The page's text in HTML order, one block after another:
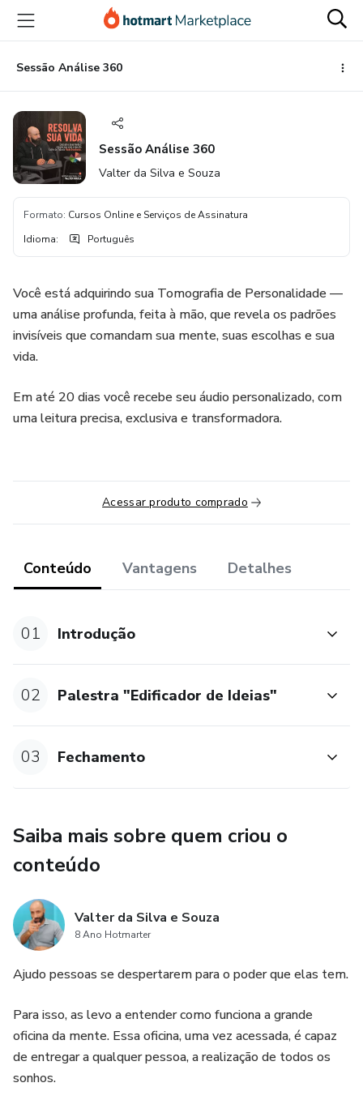
para
conteúdo
principal
para
pagamento
para
rodapé
Sessão Análise 360
Sessão Análise 360
Valter da Silva e Souza
Formato: Cursos Online e Serviços de Assinatura
Idioma: Português
Você está adquirindo sua Tomografia de Personalidade —
uma análise profunda, feita à mão, que revela os padrões
invisíveis que comandam sua mente, suas escolhas e sua
vida.
Em até 20 dias você recebe seu áudio personalizado, com
uma leitura precisa, exclusiva e transformadora.
Acessar produto comprado
Conteúdo Vantagens Detalhes
01 Introdução
02 Palestra "Edificador de Ideias"
03 Fechamento
Saiba mais sobre quem criou o
conteúdo
Valter da Silva e Souza
8 Ano Hotmarter
Ajudo pessoas se despertarem para o poder que elas tem.
Para isso, as levo a entender como funciona a grande
oficina da mente. Essa oficina, uma vez acessada, é capaz
de entregar a qualquer pessoa, a realização de todos os
sonhos.